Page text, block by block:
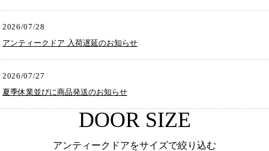
2026/07/28
アンティークドア 入荷遅延のお知らせ
2026/07/27
夏季休業並びに商品発送のお知らせ
DOOR SIZE
アンティークドアをサイズで絞り込む